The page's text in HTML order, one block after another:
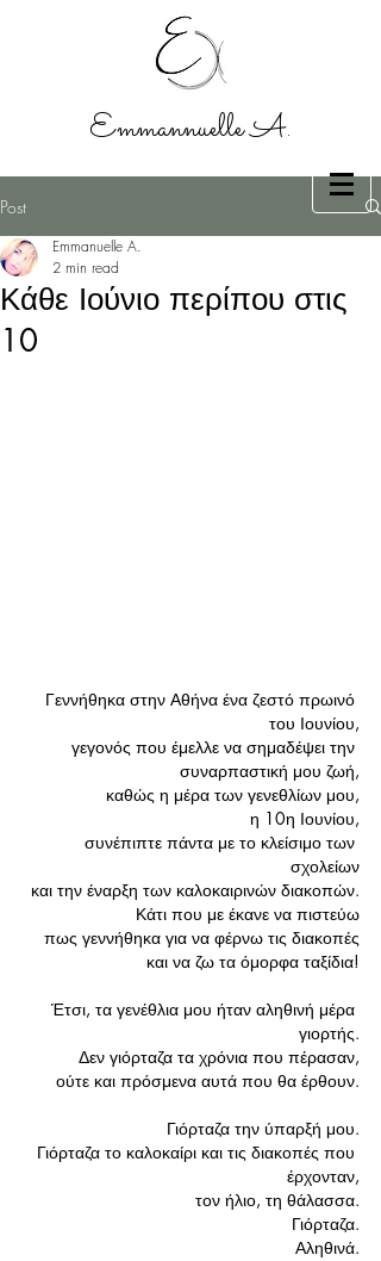
Emmannuelle A.
Post
Κάθε Ιούνιο περίπου στις
10
Emmanuelle A.
2 min read
Γεννήθηκα στην Αθήνα ένα ζεστό πρωινό
του Ιουνίου,
γεγονός που έμελλε να σημαδέψει την
συναρπαστική μου ζωή,
καθώς η μέρα των γενεθλίων μου,
η 10η Ιουνίου,
συνέπιπτε πάντα με το κλείσιμο των
σχολείων
και την έναρξη των καλοκαιρινών διακοπών.
Κάτι που με έκανε να πιστεύω
πως γεννήθηκα για να φέρνω τις διακοπές
και να ζω τα όμορφα ταξίδια!
Έτσι, τα γενέθλια μου ήταν αληθινή μέρα
γιορτής.
Δεν γιόρταζα τα χρόνια που πέρασαν,
ούτε και πρόσμενα αυτά που θα έρθουν.
Γιόρταζα την ύπαρξή μου.
Γιόρταζα το καλοκαίρι και τις διακοπές που
έρχονταν,
τον ήλιο, τη θάλασσα.
Γιόρταζα.
Αληθινά.